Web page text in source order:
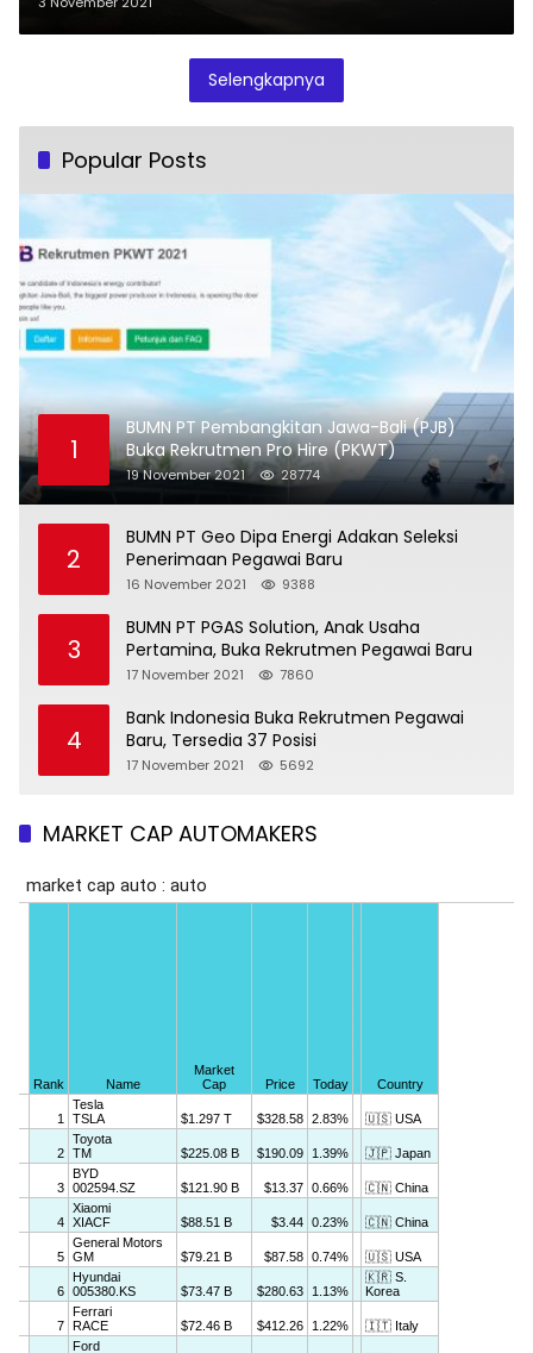
Selengkapnya
Popular Posts
1
BUMN PT Pembangkitan Jawa-Bali (PJB)
Buka Rekrutmen Pro Hire (PKWT)
19 November 2021 28774
2
BUMN PT Geo Dipa Energi Adakan Seleksi
Penerimaan Pegawai Baru
16 November 2021 9388
3
BUMN PT PGAS Solution, Anak Usaha
Pertamina, Buka Rekrutmen Pegawai Baru
17 November 2021 7860
4
Bank Indonesia Buka Rekrutmen Pegawai
Baru, Tersedia 37 Posisi
17 November 2021 5692
MARKET CAP AUTOMAKERS